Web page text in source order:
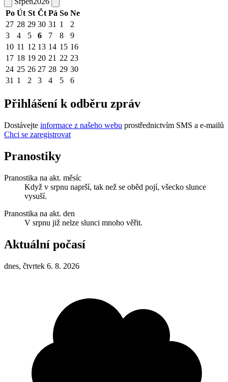
Po Út St Čt Pá So Ne
27 28 29 30 31 1
2
3
4 5 6 7 8
9
10 11 12 13 14 15 16
17 18 19 20 21 22 23
24 25 26 27 28 29 30
31 1 2 3 4 5 6
Přihlášení k odběru zpráv
Dostávejte informace z našeho webu prostřednictvím SMS a e-mailů
Chci se zaregistrovat
Pranostiky
Pranostika na akt. měsíc
Když v srpnu naprší, tak než se oběd pojí, všecko slunce
vysuší.
Pranostika na akt. den
V srpnu již nelze slunci mnoho věřit.
Aktuální počasí
dnes, čtvrtek 6. 8. 2026